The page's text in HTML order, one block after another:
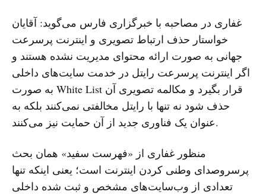
غفاری در مصاحبه‌ با خبرگزاری فارس می‌گوید: آقایان
خواستار حذف ارتباط تصویری و اینترنت پرسرعت
جهانی به صورت ارائه محتوای مدیریت نشده هستند و
اگر اینترنت پرسرعت رایتل در خدمت سایت‌های داخلی
به صورت White List قرار بگیرد و مکالمه تصویری آن
حذف شود نه تنها با رایتل مخالفتی نمی‌کنند بلکه به
عنوان یک فناوری جدید از آن حمایت نیز می‌کنند.
منظور غفاری از «فهرست سفید» همان بحث
پرسروصدای وطنی کردن اینترنت است؛ یعنی اینکه تنها
تعدادی از وب‌سایت‌های مشخص و ثبت شده داخلی